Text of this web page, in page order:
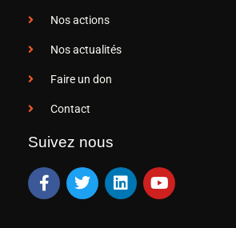
Nos actions
Nos actualités
Faire un don
Contact
Suivez nous
F
a
T
w
L
i
Y
o